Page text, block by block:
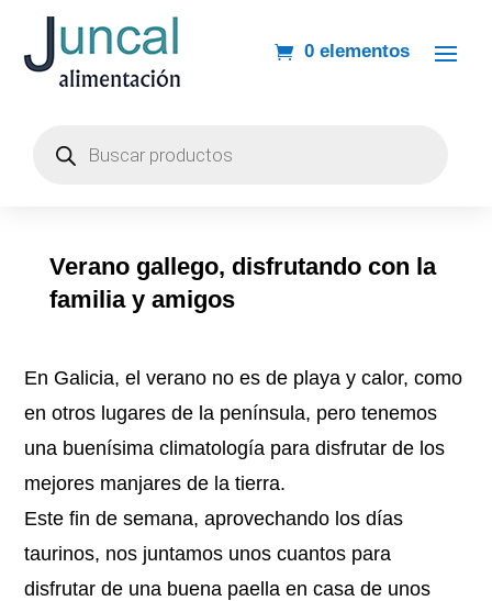
0 elementos
Verano gallego, disfrutando con la
familia y amigos
En Galicia, el verano no es de playa y calor, como
en otros lugares de la península, pero tenemos
una buenísima climatología para disfrutar de los
mejores manjares de la tierra.
Este fin de semana, aprovechando los días
taurinos, nos juntamos unos cuantos para
disfrutar de una buena paella en casa de unos